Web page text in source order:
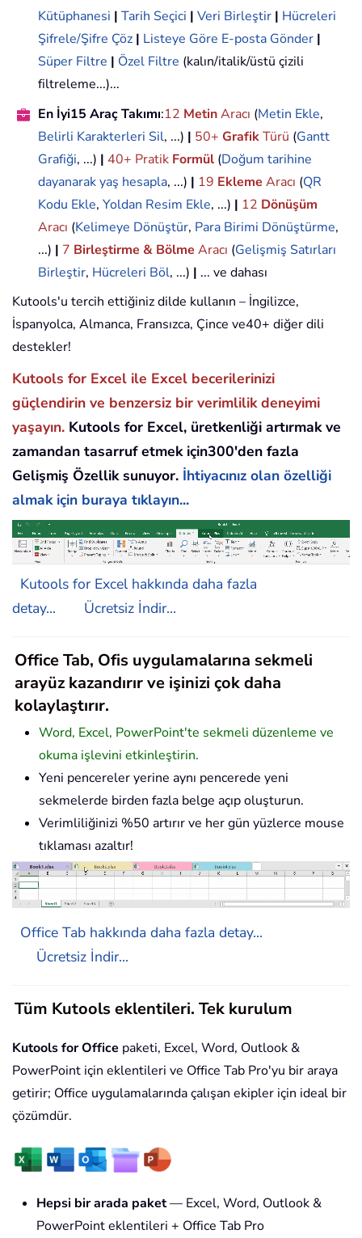
Kütüphanesi | Tarih Seçici | Veri Birleştir | Hücreleri
Şifrele/Şifre Çöz | Listeye Göre E-posta Gönder |
Süper Filtre | Özel Filtre (kalın/italik/üstü çizili
filtreleme...)...
En İyi15 Araç Takımı:12 MetinAracı (Metin Ekle,
Belirli Karakterleri Sil, ...) | 50+ GrafikTürü (Gantt
Grafiği, ...) | 40+ Pratik Formül (Doğum tarihine
dayanarak yaş hesapla, ...) | 19 Ekleme Aracı (QR
Kodu Ekle, Yoldan Resim Ekle, ...) | 12 Dönüşüm
Aracı (Kelimeye Dönüştür, Para Birimi Dönüştürme,
...) | 7 Birleştirme & Bölme Aracı (Gelişmiş Satırları
Birleştir, Hücreleri Böl, ...) | ... ve dahası
Kutools'u tercih ettiğiniz dilde kullanın – İngilizce,
İspanyolca, Almanca, Fransızca, Çince ve40+ diğer dili
destekler!
Kutools for Excel ile Excel becerilerinizi
güçlendirin ve benzersiz bir verimlilik deneyimi
yaşayın. Kutools for Excel, üretkenliği artırmak ve
zamandan tasarruf etmek için300'den fazla
Gelişmiş Özellik sunuyor. İhtiyacınız olan özelliği
almak için buraya tıklayın...
Kutools for Excel hakkında daha fazla
detay...
Ücretsiz İndir...
Office Tab, Ofis uygulamalarına sekmeli
arayüz kazandırır ve işinizi çok daha
kolaylaştırır.
Word, Excel, PowerPoint'te sekmeli düzenleme ve
okuma işlevini etkinleştirin.
Yeni pencereler yerine aynı pencerede yeni
sekmelerde birden fazla belge açıp oluşturun.
Verimliliğinizi %50 artırır ve her gün yüzlerce mouse
tıklaması azaltır!
Office Tab hakkında daha fazla detay...
Ücretsiz İndir...
Tüm Kutools eklentileri. Tek kurulum
Kutools for Office paketi, Excel, Word, Outlook &
PowerPoint için eklentileri ve Office Tab Pro'yu bir araya
getirir; Office uygulamalarında çalışan ekipler için ideal bir
çözümdür.
Hepsi bir arada paket— Excel, Word, Outlook &
PowerPoint eklentileri + Office Tab Pro